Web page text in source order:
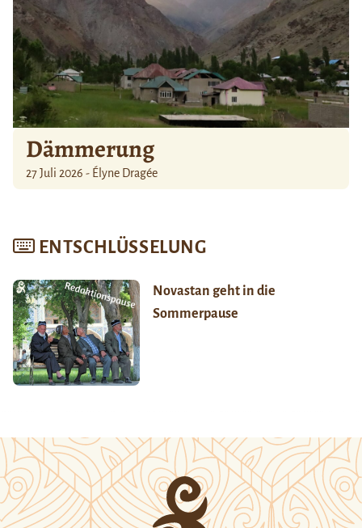
Dämmerung
27 Juli 2026 - Élyne Dragée
ENTSCHLÜSSELUNG
Novastan geht in die
Sommerpause